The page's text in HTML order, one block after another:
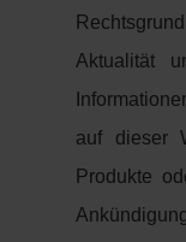
Aktualität
auf dieser
Produkte